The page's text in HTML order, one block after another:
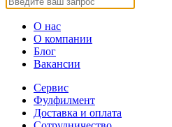
О нас
О компании
Блог
Вакансии
Сервис
Фулфилмент
Доставка и оплата